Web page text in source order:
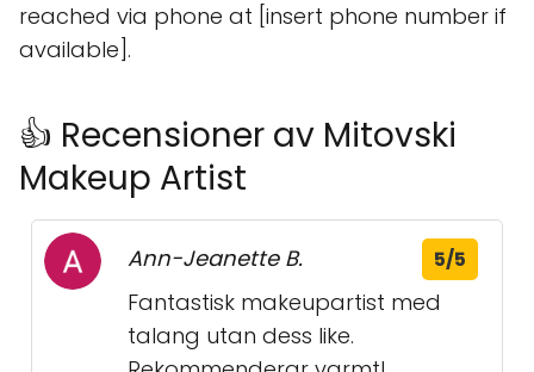
reached via phone at [insert phone number if
available].
👍 Recensioner av Mitovski
Makeup Artist
Ann-Jeanette B. 5/5
Fantastisk makeupartist med
talang utan dess like.